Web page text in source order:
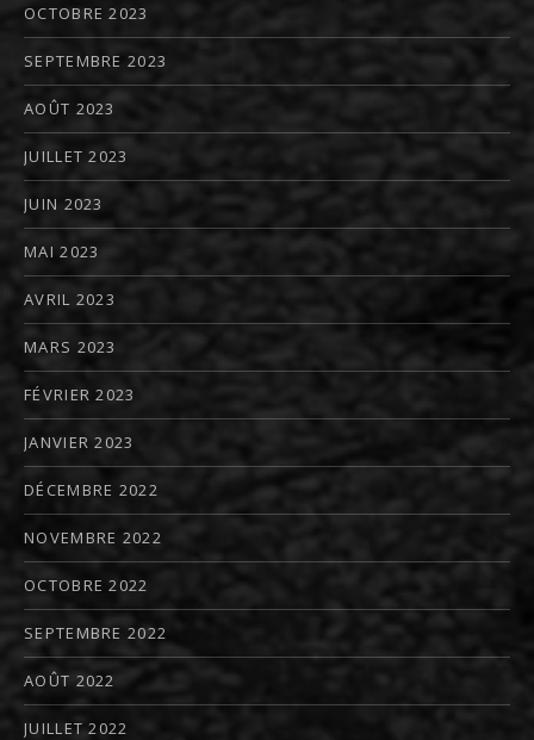
OCTOBRE 2023
SEPTEMBRE 2023
AOÛT 2023
JUILLET 2023
JUIN 2023
MAI 2023
AVRIL 2023
MARS 2023
FÉVRIER 2023
JANVIER 2023
DÉCEMBRE 2022
NOVEMBRE 2022
OCTOBRE 2022
SEPTEMBRE 2022
AOÛT 2022
JUILLET 2022